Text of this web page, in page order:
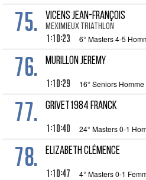
75. VICENS Jean-François
Meximieux Triathlon
1:10:23 6° Masters 4-5
76. MURILLON Jeremy
1:10:29 16° Seniors Homme
77. GRIVET1984 Franck
1:10:40 24° Masters 0-1
78. ELIZABETH Clémence
1:10:47 4° Masters 0-1